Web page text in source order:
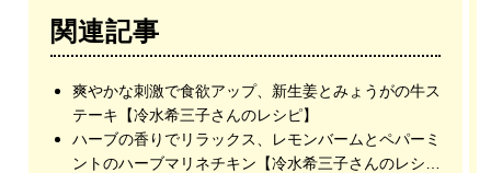
関連記事
爽やかな刺激で食欲アップ、新生姜とみょうがの牛ス
テーキ【冷水希三子さんのレシピ】
ハーブの香りでリラックス、レモンバームとペパーミ
ントのハーブマリネチキン【冷水希三子さんのレシ